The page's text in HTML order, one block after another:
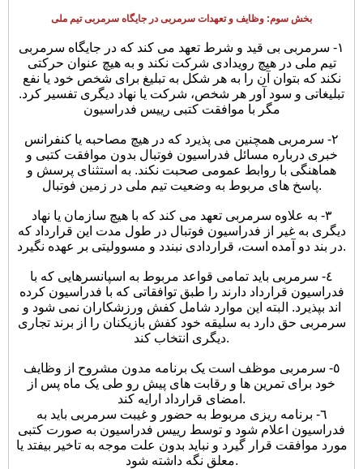
بخش سوم: وظایف و تعهدات سرمربی در جایگاه سرمربی تیم ملی
١- سرمربی بی قید و شرط تعهد می کند که در جایگاه سرمربی
تیم ملی در هیچ رویدادی شرکت نکند و به هیچ عنوان حرکتی
نکند که بتوان آن را به هر شکل به تبلیغ برای شخص خود یا نفع
تبلیغاتی و سود آور هر شخص، شرکت یا نهاد دیگری تفسیر کرد.
مگر با موافقت کتبی رییس فدراسیون
٢- سرمربی همچنین می پذیرد که در هیچ مصاحبه یا کنفرانس
خبری درباره مسائل فدراسیون فوتبال بدون موافقت کتبی و
هماهنگی با روابط عمومی صحبت نکند. به استثنای پرسش و
پاسخ های مربوط به وضعیت تیم ملی در زمین فوتبال.
٣- به علاوه سرمربی تعهد می کند که با هیچ سازمان یا نهاد
دیگری به غیر از فدراسیون فوتبال در طول مدت این قرارداد که
در بند دو آمده است، قراردادی نبندد و مسوولیتی بر عهده نگیرد.
٤- سرمربی باید تمامی قواعد مربوط به اسپانسرهایی که با
فدراسیون قرارداد دارند را طبق توافقاتی که با فدراسیون کرده
اند بپذیرد. البته این موارد شامل کفش ورزشکاران نمی شود و
سرمربی حق دارد به سلیقه خود کفش بازیکنان را از برند تجاری
دیگری انتخاب کند.
٥- سرمربی موظف است یک برنامه مدون مشروح از وظایف
خود برای تمرین ها و رقابت های پیش رو طی یک ماه پس از
امضای قرارداد ارایه کند.
٦- برنامه ریزی مربوط به حضور و غیبت سرمربی باید به
فدراسیون اعلام شود و توسط رییس فدراسیون به صورت کتبی
مورد موافقت قرار گیرد و نباید بدون علت موجه به تاخیر بیفتد یا
معلق نگه داشته شود.